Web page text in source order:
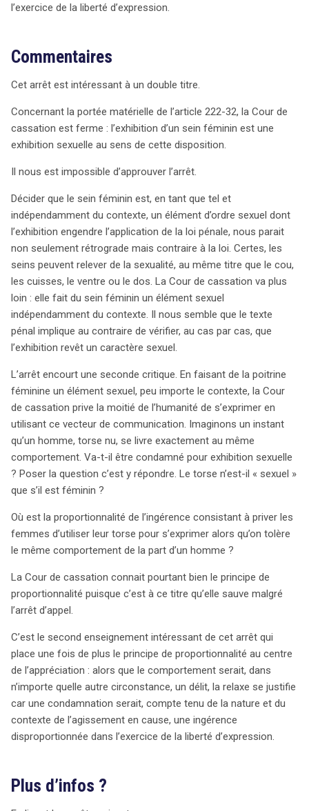
l’exercice de la liberté d’expression.
Commentaires
Cet arrêt est intéressant à un double titre.
Concernant la portée matérielle de l’article 222-32, la Cour de
cassation est ferme : l’exhibition d’un sein féminin est une
exhibition sexuelle au sens de cette disposition.
Il nous est impossible d’approuver l’arrêt.
Décider que le sein féminin est, en tant que tel et
indépendamment du contexte, un élément d’ordre sexuel dont
l’exhibition engendre l’application de la loi pénale, nous parait
non seulement rétrograde mais contraire à la loi. Certes, les
seins peuvent relever de la sexualité, au même titre que le cou,
les cuisses, le ventre ou le dos. La Cour de cassation va plus
loin : elle fait du sein féminin un élément sexuel
indépendamment du contexte. Il nous semble que le texte
pénal implique au contraire de vérifier, au cas par cas, que
l’exhibition revêt un caractère sexuel.
L’arrêt encourt une seconde critique. En faisant de la poitrine
féminine un élément sexuel, peu importe le contexte, la Cour
de cassation prive la moitié de l’humanité de s’exprimer en
utilisant ce vecteur de communication. Imaginons un instant
qu’un homme, torse nu, se livre exactement au même
comportement. Va-t-il être condamné pour exhibition sexuelle
? Poser la question c’est y répondre. Le torse n’est-il « sexuel »
que s’il est féminin ?
Où est la proportionnalité de l’ingérence consistant à priver les
femmes d’utiliser leur torse pour s’exprimer alors qu’on tolère
le même comportement de la part d’un homme ?
La Cour de cassation connait pourtant bien le principe de
proportionnalité puisque c’est à ce titre qu’elle sauve malgré
l’arrêt d’appel.
C’est le second enseignement intéressant de cet arrêt qui
place une fois de plus le principe de proportionnalité au centre
de l’appréciation : alors que le comportement serait, dans
n’importe quelle autre circonstance, un délit, la relaxe se justifie
car une condamnation serait, compte tenu de la nature et du
contexte de l’agissement en cause, une ingérence
disproportionnée dans l’exercice de la liberté d’expression.
Plus d’infos ?
search